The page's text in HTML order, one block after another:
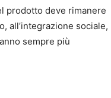
prodotto deve rimanere
all’integrazione sociale,
sempre più